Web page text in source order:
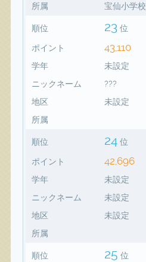
所属
宝仙小学校
順位 23 位
ポイント 43,110
学年
未設定
ニックネーム
???
地区
未設定
所属
順位 24 位
ポイント 42,696
学年
未設定
ニックネーム
未設定
地区
未設定
所属
順位 25 位